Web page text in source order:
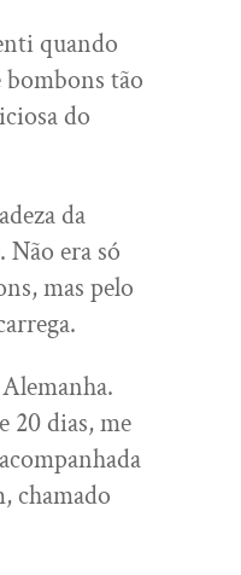
quando
bombons tão
do
da
Não era só
mas pelo
20 dias, me
chamado